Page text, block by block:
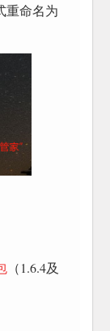
重命名为
（1.6.4及